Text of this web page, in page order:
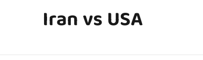
Iran vs USA